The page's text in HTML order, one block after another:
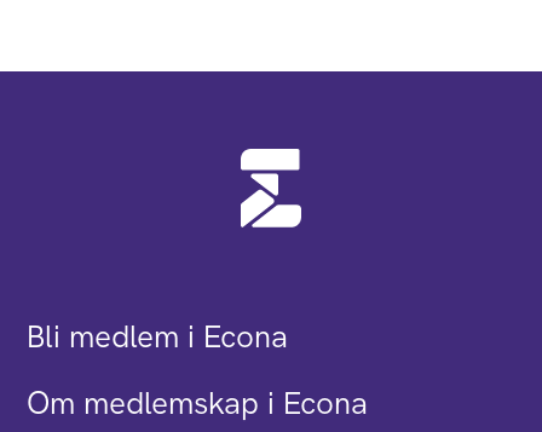
Bli medlem i Econa
Om medlemskap i Econa